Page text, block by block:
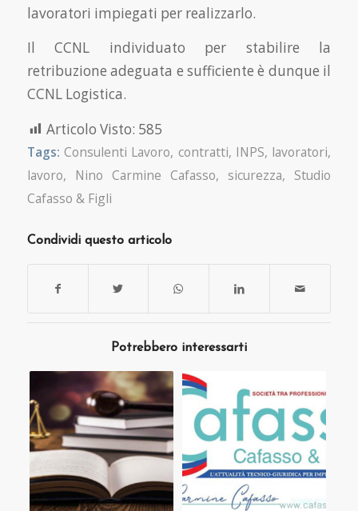
lavoratori impiegati per realizzarlo.
Il CCNL individuato per stabilire la
retribuzione adeguata e sufficiente è dunque il
CCNL Logistica.
Articolo Visto: 585
Tags: Consulenti Lavoro, contratti, INPS, lavoratori,
lavoro, Nino Carmine Cafasso, sicurezza, Studio
Cafasso & Figli
Condividi questo articolo
Potrebbero interessarti